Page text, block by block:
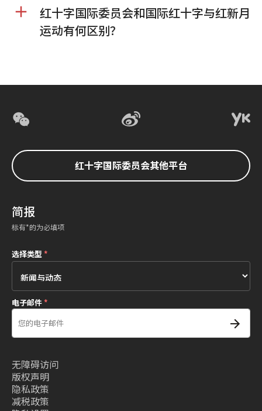
红十字国际委员会和国际红十字与红新月
运动有何区别？
红十字国际委员会其他平台
简报
标有*的为必填项
选择类型*
电子邮件*
无障碍访问
版权声明
隐私政策
减税政策